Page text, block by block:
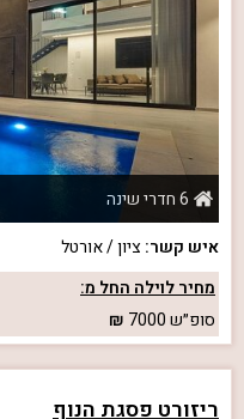
6 חדרי שינה
איש קשר:ציון / אורטל
מחיר לוילה החל מ:
סופ״ש7000
ריזורט פסגת הנוף